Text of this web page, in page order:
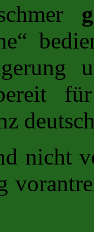
nicht